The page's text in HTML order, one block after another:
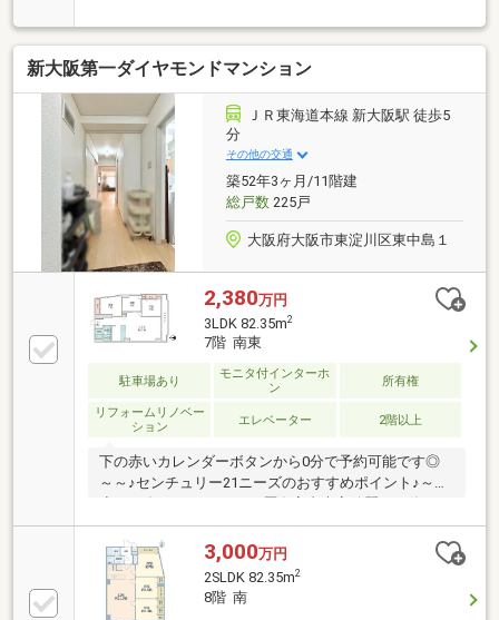
充実で生活便利♪◆現況空家につき室内ゆっくりご覧
頂けます！ 地上１１階建ての３階部分♪◇ご質問・
内覧のご希望などございましたらお気軽にお問合せ下
さいませ♪
新大阪第一ダイヤモンドマンション
ＪＲ東海道本線 新大阪駅 徒歩5
分
その他の交通
築52年3ヶ月/11階建
総戸数225戸
大阪府大阪市東淀川区東中島１
2,380万円
3LDK 82.35m2
7階 南東
駐車場あり
モニタ付インターホ
ン
所有権
リフォームリノベー
ション
エレベーター 2階以上
下の赤いカレンダーボタンから0分で予約可能です◎
～～♪センチュリー21ニーズのおすすめポイント♪～～
す！・ユニットバス、キッチン、トイレ、洗面新調・
全室クロス貼替・給湯器取替◇安心の子育て環境・啓
発小学校まで徒歩6分・中島中学校まで徒歩6分◇交通
アクセス・JR東海道線「新大阪」駅まで徒歩5分・御
堂筋線「新大阪」駅まで徒歩6分・阪急京都線「崇禅
3,000万円
2SLDK 82.35m2
8階 南